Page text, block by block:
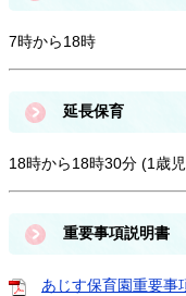
7時から18時
延長保育
18時から18時30分 (1歳
重要事項説明書
あじす保育園重要事